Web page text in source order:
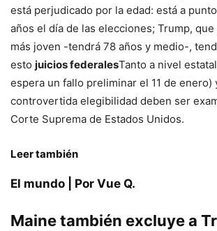
está perjudicado por la edad: está a
años el día de las elecciones; Trump,
más joven -tendrá 78 años y medio-,
esto juicios federalesTanto a nivel
espera un fallo preliminar el 11 de enero)
controvertida elegibilidad deben ser
Corte Suprema de Estados Unidos.
Leer también
El mundo | Por Vue Q.
Maine también excluye a